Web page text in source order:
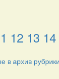
12 13 14
в архив рубрики